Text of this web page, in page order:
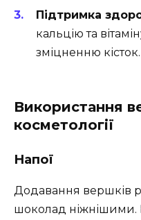
Підтримка
кальцію та
зміцненню кісток.
Використання
косметології
Напої
Додавання вершків
шоколад ніжнішими.